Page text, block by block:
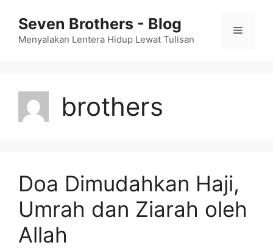
content
Seven Brothers - Blog
Menyalakan Lentera Hidup Lewat Tulisan
Menu
brothers
Doa Dimudahkan Haji,
Umrah dan Ziarah oleh
Allah